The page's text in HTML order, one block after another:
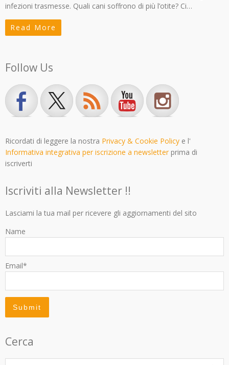
infezioni trasmesse. Quali cani soffrono di più l’otite? Ci…
Read More
Follow Us
Ricordati di leggere la nostra Privacy & Cookie Policy e l'
Informativa integrativa per iscrizione a newsletterprima di
iscriverti
Iscriviti alla Newsletter !!
Lasciami la tua mail per ricevere gli aggiornamenti del sito
Name
Email*
Cerca